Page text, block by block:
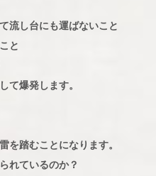
流し台にも運ばないこと
と
て爆発します。
を踏むことになります。
れているのか？